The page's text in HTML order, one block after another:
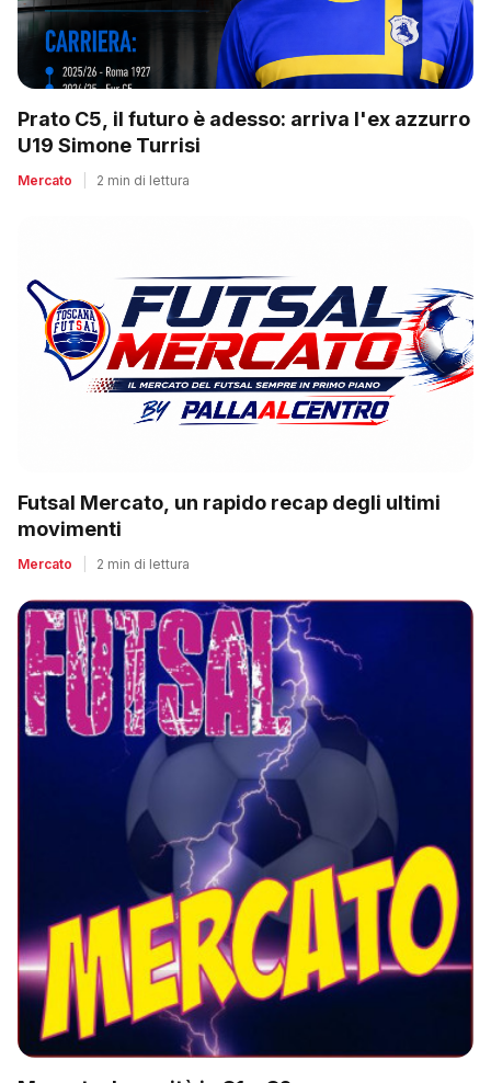
Prato C5, il futuro è adesso: arriva l'ex azzurro
U19 Simone Turrisi
Mercato 2 min di lettura
Futsal Mercato, un rapido recap degli ultimi
movimenti
Mercato 2 min di lettura